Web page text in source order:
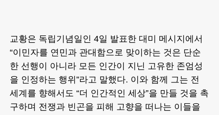
교황은 독립기념일인 4일 발표한 대미 메시지에서
“이민자를 연민과 관대함으로 맞이하는 것은 단순
한 선행이 아니라 모든 인간이 지닌 고유한 존엄성
을 인정하는 행위”라고 말했다. 이와 함께 그는 전
세계를 향해서도 “더 인간적인 세상”을 만들 것을 촉
구하며 전쟁과 빈곤을 피해 고향을 떠나는 이들을